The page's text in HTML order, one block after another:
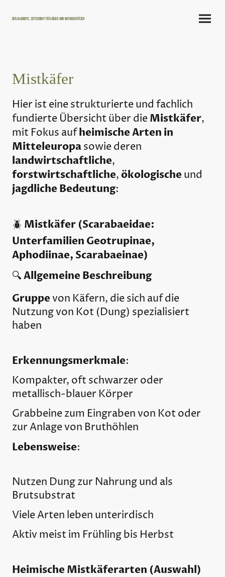
Der Jagdbote, Zeitschrift für Jäger und Naturschützer
Mistkäfer
Hier ist eine strukturierte und fachlich
fundierte Übersicht über dieMistkäfer,
mit Fokus aufheimische Arten in
Mitteleuropasowie deren
landwirtschaftliche,
forstwirtschaftliche,ökologische und
jagdliche Bedeutung:
🪲 Mistkäfer (Scarabaeidae:
Unterfamilien Geotrupinae,
Aphodiinae, Scarabaeinae)
🔍Allgemeine Beschreibung
Gruppevon Käfern, die sich auf die
Nutzung von Kot (Dung) spezialisiert
haben
Erkennungsmerkmale:
Kompakter, oft schwarzer oder
metallisch-blauer Körper
Grabbeine zum Eingraben von Kot oder
zur Anlage von Bruthöhlen
Lebensweise:
Nutzen Dung zur Nahrung und als
Brutsubstrat
Viele Arten leben unterirdisch
Aktiv meist im Frühling bis Herbst
Heimische Mistkäferarten (Auswahl)